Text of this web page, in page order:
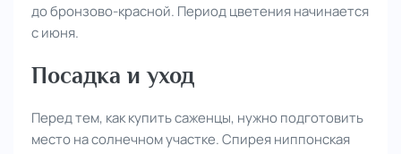
до бронзово-красной. Период цветения начинается
с июня.
Посадка и уход
Перед тем, как купить саженцы, нужно подготовить
место на солнечном участке. Спирея ниппонская